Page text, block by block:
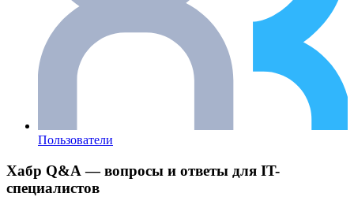
Пользователи
Хабр Q&A — вопросы и ответы для IT-
специалистов